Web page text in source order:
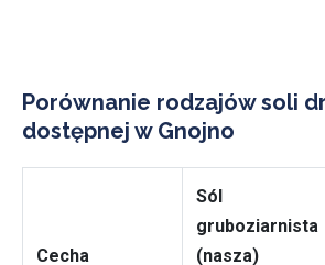
Porównanie rodzajów soli
dostępnej w Gnojno
Cecha
Sól
gruboziarnista
(nasza)